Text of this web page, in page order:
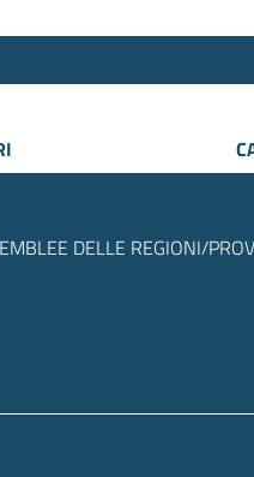
DELLE REGIONI/